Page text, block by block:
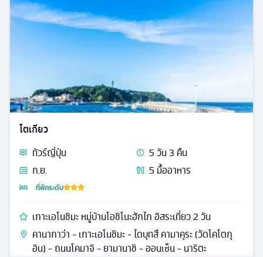
โตเกียว
ทัวร์ญี่ปุ่น 5วัน3 คืน
ก.ย.
5 มื้ออาหาร
ที่พักระดับ
เกาะเอโนชิมะ หมู่บ้านโอชิโนะฮักไก อิสระเที่ยว 2 วัน
คานากาว่า - เกาะเอโนชิมะ - ไดบุทสึ คามาคุระ (วัดโคโตกุ
อิน) - ถนนโคมาจิ - ยามานาชิ - ออนเซ็น - นาริตะ